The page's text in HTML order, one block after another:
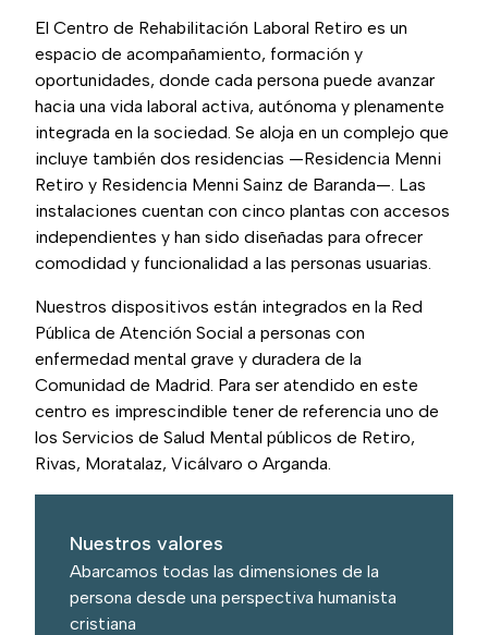
El Centro de Rehabilitación Laboral Retiro es un
espacio de acompañamiento, formación y
oportunidades, donde cada persona puede avanzar
hacia una vida laboral activa, autónoma y plenamente
integrada en la sociedad. Se aloja en un complejo que
incluye también dos residencias —Residencia Menni
Retiro y Residencia Menni Sainz de Baranda—. Las
instalaciones cuentan con cinco plantas con accesos
independientes y han sido diseñadas para ofrecer
comodidad y funcionalidad a las personas usuarias.
Nuestros dispositivos están integrados en la Red
Pública de Atención Social a personas con
enfermedad mental grave y duradera de la
Comunidad de Madrid. Para ser atendido en este
centro es imprescindible tener de referencia uno de
los Servicios de Salud Mental públicos de Retiro,
Rivas, Moratalaz, Vicálvaro o Arganda.
Nuestros valores
Abarcamos todas las dimensiones de la
persona desde una perspectiva humanista
cristiana